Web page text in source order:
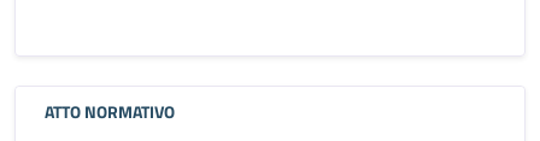
ATTO NORMATIVO